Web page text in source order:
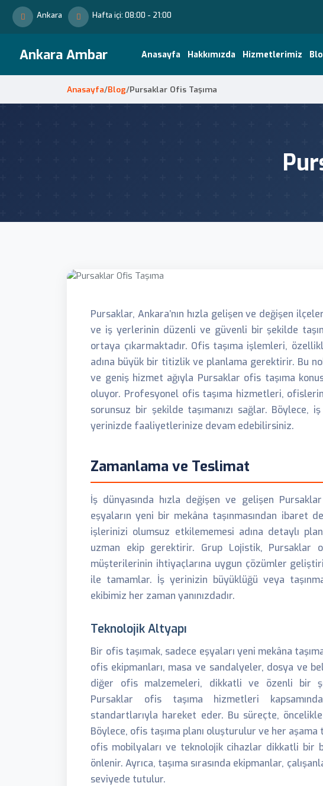
Ankara Hafta içi: 08:00 - 21:00
Ankara Ambar Anasayfa Hakkımızda Hizmetlerimiz
Anasayfa/Blog/Pursaklar Ofis Taşıma
Pursaklar, Ankara’nın hızla gelişen ve değişen
ve iş yerlerinin düzenli ve güvenli bir şekilde
ortaya çıkarmaktadır. Ofis taşıma işlemleri,
adına büyük bir titizlik ve planlama gerektirir. Bu
ve geniş hizmet ağıyla Pursaklar ofis taşıma
oluyor. Profesyonel ofis taşıma hizmetleri,
sorunsuz bir şekilde taşımanızı sağlar. Böylece,
yerinizde faaliyetlerinize devam edebilirsiniz.
Zamanlama ve Teslimat
İş dünyasında hızla değişen ve gelişen
eşyaların yeni bir mekâna taşınmasından ibaret
işlerinizi olumsuz etkilememesi adına detaylı
uzman ekip gerektirir. Grup Lojistik, Pursaklar
müşterilerinin ihtiyaçlarına uygun çözümler
ile tamamlar. İş yerinizin büyüklüğü veya
ekibimiz her zaman yanınızdadır.
Teknolojik Altyapı
Bir ofis taşımak, sadece eşyaları yeni mekâna
ofis ekipmanları, masa ve sandalyeler, dosya ve
diğer ofis malzemeleri, dikkatli ve özenli bir
Pursaklar ofis taşıma hizmetleri
standartlarıyla hareket eder. Bu süreçte,
Böylece, ofis taşıma planı oluşturulur ve her
ofis mobilyaları ve teknolojik cihazlar dikkatli bir
önlenir. Ayrıca, taşıma sırasında ekipmanlar,
seviyede tutulur.